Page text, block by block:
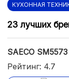
КУХОННАЯ
23 лучших
SAECO
Рейтинг: 4.7